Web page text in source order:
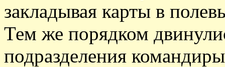
закладывая карты в
Тем же порядком
подразделения